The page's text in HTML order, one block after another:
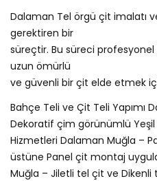
Dalaman Tel örgü çit imalatı
gerektiren bir
süreçtir. Bu süreci
uzun ömürlü
ve güvenli bir çit elde etmek
Bahçe Teli ve Çit Teli Yapımı
Dekoratif çim görünümlü Yeşil
Hizmetleri Dalaman Muğla –
üstüne Panel çit montaj
Muğla – Jiletli tel çit ve Dikenli